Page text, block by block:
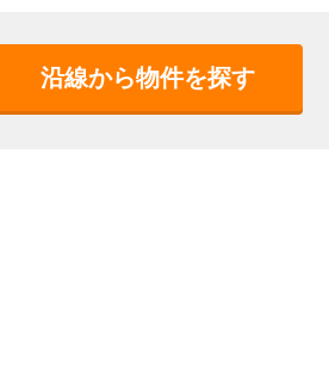
沿線から物件を探す